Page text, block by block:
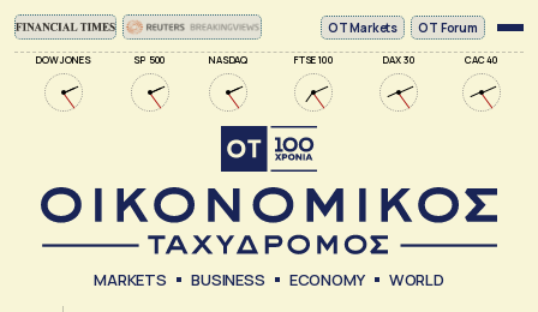
DOW JONES SP 500 NASDAQ FTSE 100 DAX 30 CAC 40
ΟΤ Markets OT Forum
MARKETS BUSINESS ECONOMY WORLD